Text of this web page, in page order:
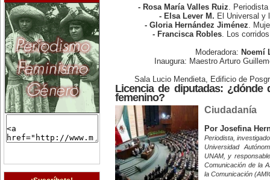
- Rosa María Valles Ruiz .
- Elsa Lever M. El Universal y
- Gloria Hernández Jiménez .
- Francisca Robles . Los
Moderadora: Noemí
Inaugura: Maestro Arturo
Sala Lucio Mendieta, Edificio de
Licencia de diputadas: ¿dónde
femenino?
Ciudadanía
Por Josefina
Periodista,
Universidad
UNAM, y
Comunicación de la
la Comunicación